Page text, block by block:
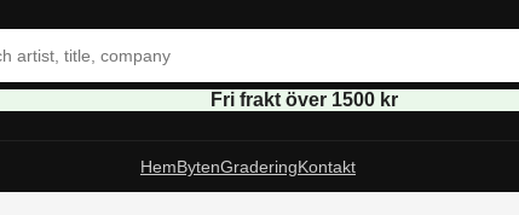
Fri frakt över 1500 kr
HemBytenGraderingKontakt